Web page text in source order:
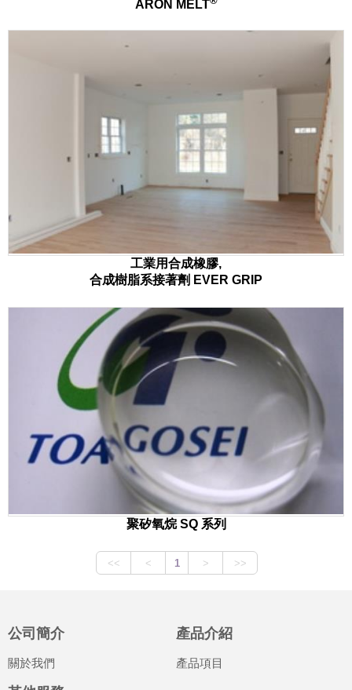
ARON MELT
工業用合成橡膠,
合成樹脂系接著劑 EVER GRIP
聚矽氧烷 SQ 系列
公司簡介
關於我們
產品介紹
產品項目